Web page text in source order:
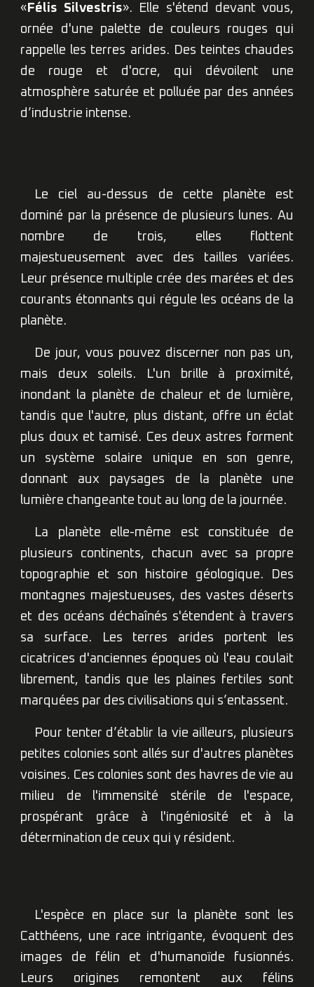
« Félis Silvestris». Elle s'étend devant vous,
ornée d'une palette de couleurs rouges qui
rappelle les terres arides. Des teintes chaudes
de rouge et d'ocre, qui dévoilent une
atmosphère saturée et polluée par des années
d’industrie intense.
Le ciel au-dessus de cette planète est
dominé par la présence de plusieurs lunes. Au
nombre de trois, elles flottent
majestueusement avec des tailles variées.
Leur présence multiple crée des marées et des
courants étonnants qui régule les océans de la
planète.
De jour, vous pouvez discerner non pas un,
mais deux soleils. L'un brille à proximité,
inondant la planète de chaleur et de lumière,
tandis que l'autre, plus distant, offre un éclat
plus doux et tamisé. Ces deux astres forment
un système solaire unique en son genre,
donnant aux paysages de la planète une
lumière changeante tout au long de la journée.
La planète elle-même est constituée de
plusieurs continents, chacun avec sa propre
topographie et son histoire géologique. Des
montagnes majestueuses, des vastes déserts
et des océans déchaînés s'étendent à travers
sa surface. Les terres arides portent les
cicatrices d'anciennes époques où l'eau coulait
librement, tandis que les plaines fertiles sont
marquées par des civilisations qui s’entassent.
Pour tenter d’établir la vie ailleurs, plusieurs
petites colonies sont allés sur d'autres planètes
voisines. Ces colonies sont des havres de vie au
milieu de l'immensité stérile de l'espace,
prospérant grâce à l'ingéniosité et à la
détermination de ceux qui y résident.
L'espèce en place sur la planète sont les
Catthéens, une race intrigante, évoquent des
images de félin et d'humanoïde fusionnés.
Leurs origines remontent aux félins